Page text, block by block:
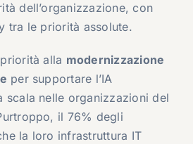
dell’organizzazione, con
tra le priorità assolute.
alla modernizzazione
per supportare l’IA
scala nelle organizzazioni del
il 76% degli
la loro infrastruttura IT